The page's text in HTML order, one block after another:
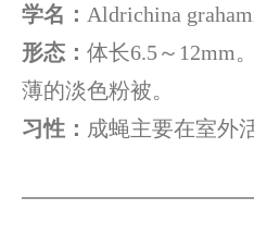
学名： Aldrichina
形态： 体长6.5～12mm
薄的淡色粉被。
习性： 成蝇主要在室外